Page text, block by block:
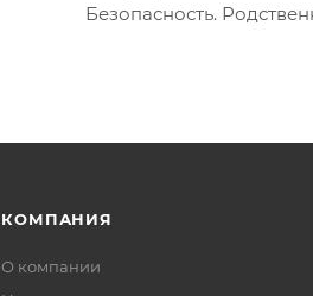
Безопасность.
КОМПАНИЯ
О компании